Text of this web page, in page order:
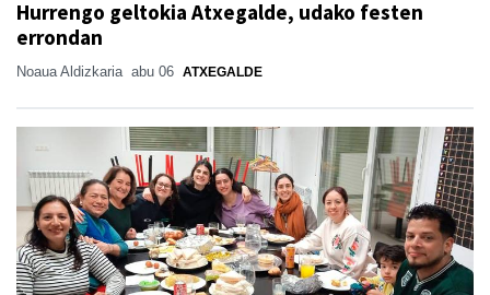
Hurrengo geltokia Atxegalde, udako festen
errondan
Noaua Aldizkaria abu 06 ATXEGALDE